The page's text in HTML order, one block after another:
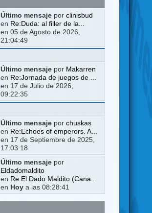
Último mensajepor clinisbud
en Re:Duda: al filler de la...
en 05 de Agosto de 2026,
21:04:49
Último mensajepor Makarren
en Re:Jornada de juegos de ...
en 17 de Julio de 2026,
09:22:35
Último mensajepor chuskas
en Re:Echoes of emperors. A...
en 17 de Septiembre de 2025,
17:03:18
Último mensajepor
Eldadomaldito
en Re:El Dado Maldito (Cana...
en Hoya las 08:28:41